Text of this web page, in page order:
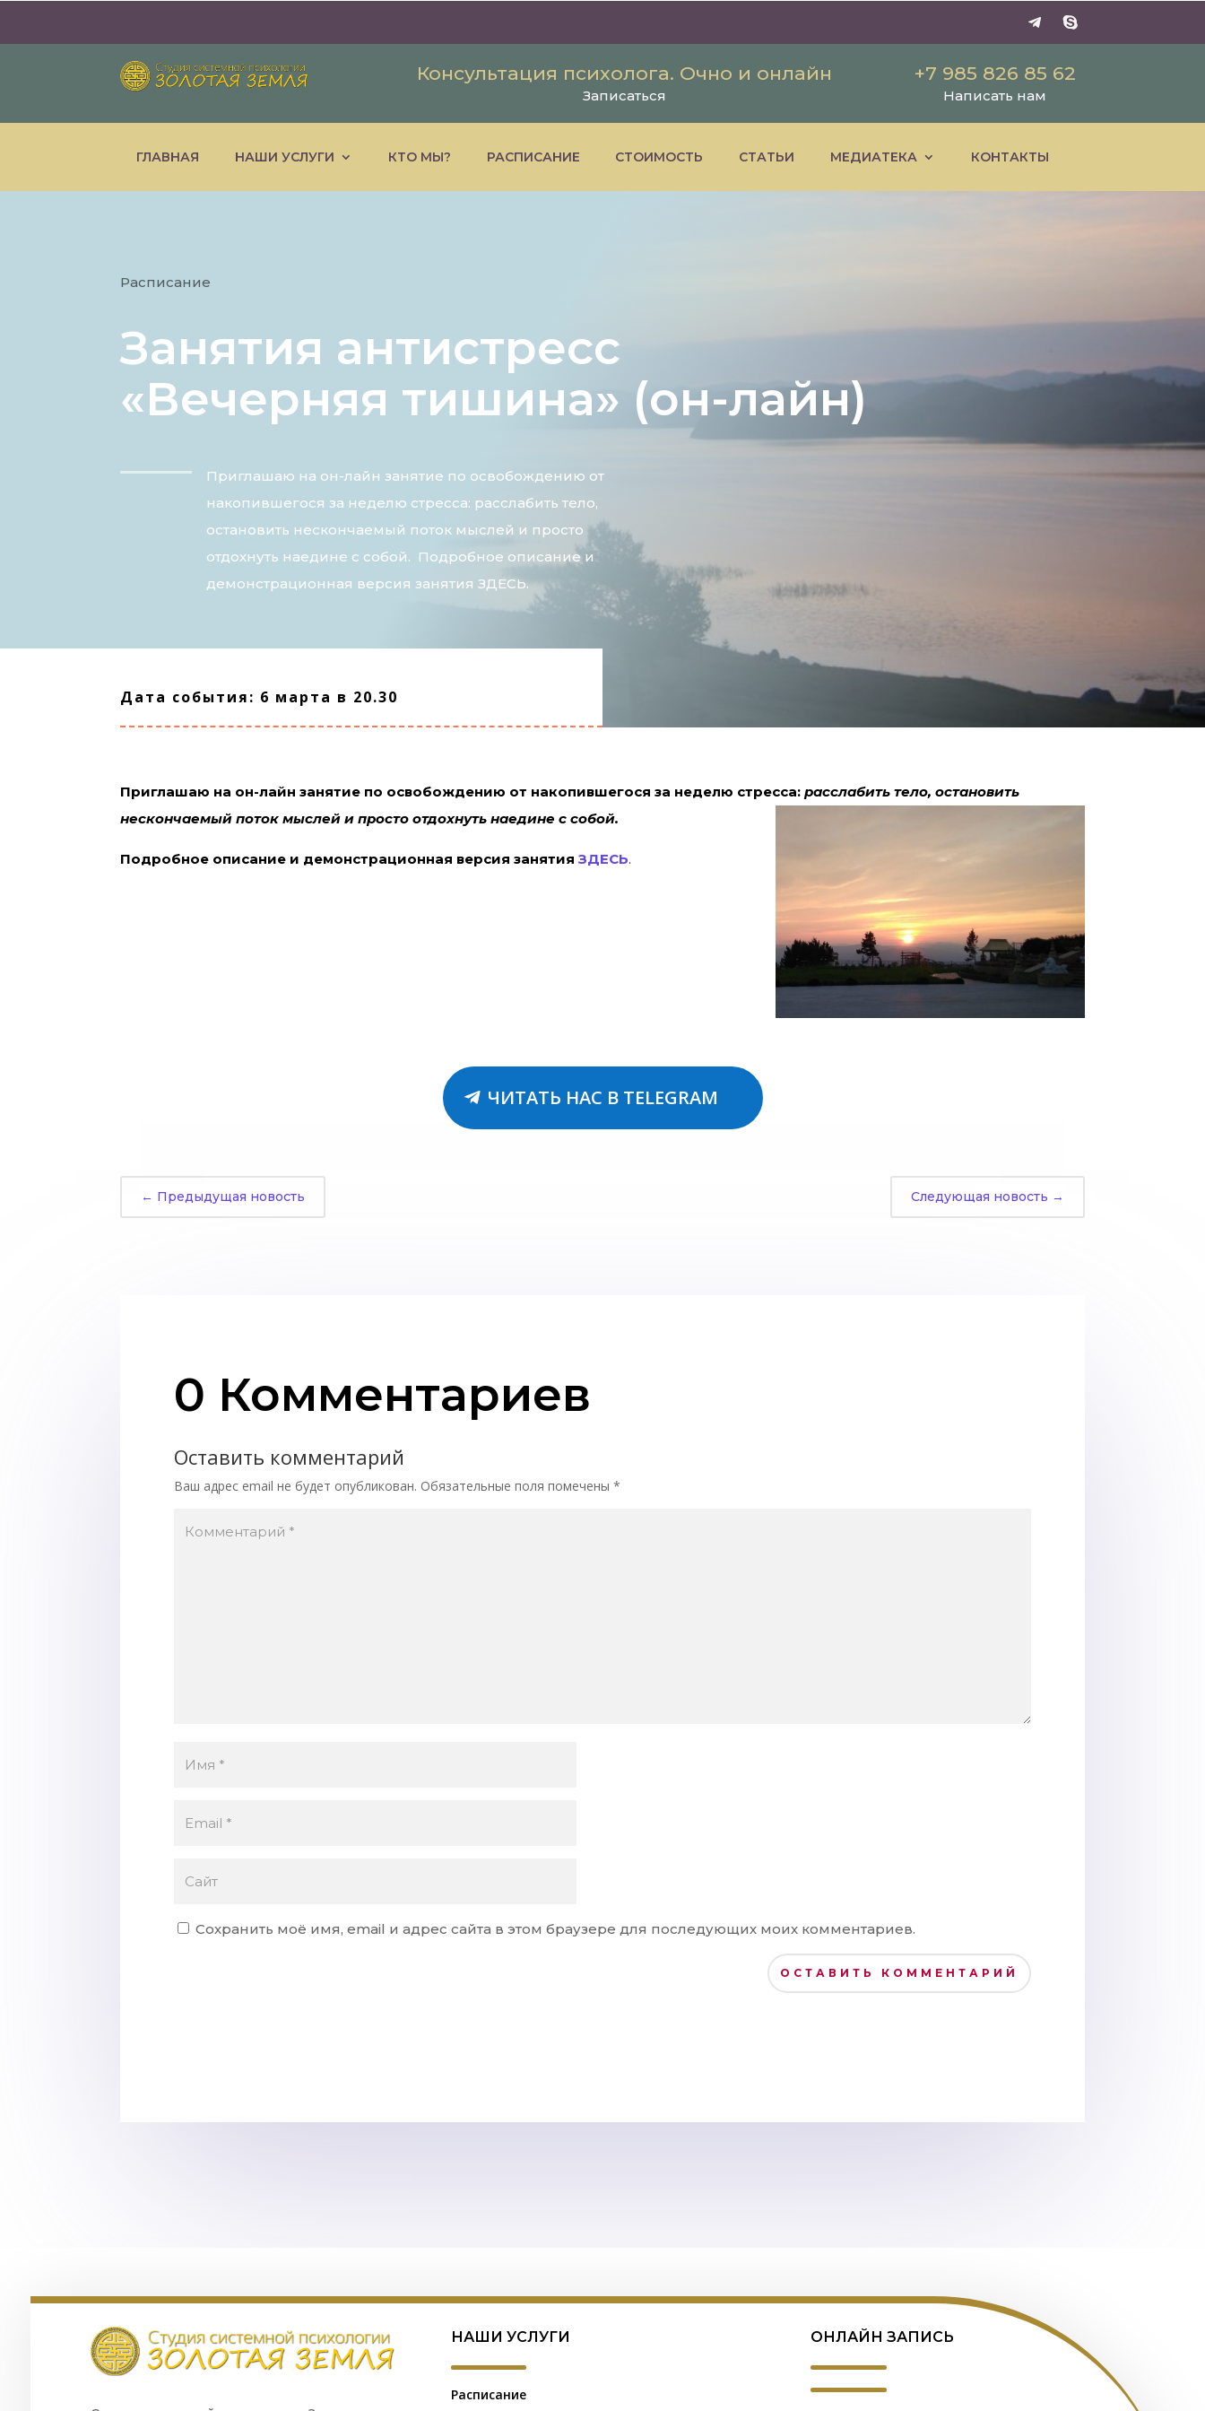
Консультация психолога. Очно и онлайн
Записаться
+7 985 826 85 62
Написать нам
ГЛАВНАЯ НАШИ УСЛУГИ КТО МЫ? РАСПИСАНИЕ СТОИМОСТЬ СТАТЬИ МЕДИАТЕКА КОНТАКТЫ
Расписание
Занятия антистресс
«Вечерняя тишина» (он-лайн)
Приглашаю на он-лайн занятие по освобождению от
накопившегося за неделю стресса: расслабить тело,
остановить нескончаемый поток мыслей и просто
отдохнуть наедине с собой. Подробное описание и
демонстрационная версия занятия ЗДЕСЬ.
Дата события: 6 марта в 20.30
Приглашаю на он-лайн занятие по освобождению от накопившегося за неделю стресса:расслабить тело, остановить
нескончаемый поток мыслей и просто отдохнуть наедине с собой.
Подробное описание и демонстрационная версия занятия ЗДЕСЬ.
ЧИТАТЬ НАС В TELEGRAM
← Предыдущая новость Следующая новость →
0 Комментариев
Оставить комментарий
Ваш адрес email не будет опубликован. Обязательные поля помечены*
Сохранить моё имя, email и адрес сайта в этом браузере для последующих моих комментариев.
ОСТАВИТЬ КОММЕНТАРИЙ
НАШИ УСЛУГИ
Расписание
ОНЛАЙН ЗАПИСЬ